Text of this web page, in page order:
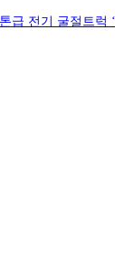
급 전기 굴절트럭